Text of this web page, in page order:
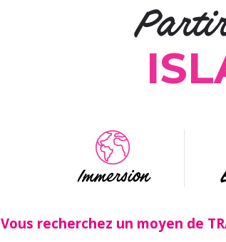
Immersion
Vous recherchez un moyen de